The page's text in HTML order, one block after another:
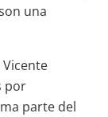
una
por
parte del